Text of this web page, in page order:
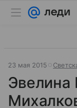
23 мая 2015
Эвелина